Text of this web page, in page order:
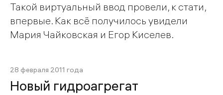
Такой виртуальный ввод провели, к стати,
впервые. Как всё получилось увидели
Мария Чайковская и Егор Киселев.
28 февраля 2011 года
Новый гидроагрегат